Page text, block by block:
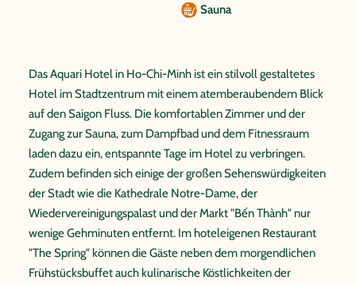
Sauna
Das Aquari Hotel in Ho-Chi-Minh ist ein stilvoll gestaltetes
Hotel im Stadtzentrum mit einem atemberaubendem Blick
auf den Saigon Fluss. Die komfortablen Zimmer und der
Zugang zur Sauna, zum Dampfbad und dem Fitnessraum
laden dazu ein, entspannte Tage im Hotel zu verbringen.
Zudem befinden sich einige der großen Sehenswürdigkeiten
der Stadt wie die Kathedrale Notre-Dame, der
Wiedervereinigungspalast und der Markt "Bến Thành" nur
wenige Gehminuten entfernt. Im hoteleigenen Restaurant
"The Spring" können die Gäste neben dem morgendlichen
Frühstücksbuffet auch kulinarische Köstlichkeiten der